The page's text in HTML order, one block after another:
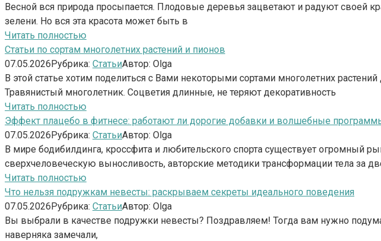
Весной вся природа просыпается. Плодовые деревья зацветают и радуют своей
зелени. Но вся эта красота может быть в
Читать полностью
Статьи по сортам многолетних растений и пионов
07.05.2026Рубрика: СтатьиАвтор: Olga
В этой статье хотим поделиться с Вами некоторыми сортами многолетних
Травянистый многолетник. Соцветия длинные, не теряют декоративность
Читать полностью
Эффект плацебо в фитнесе: работают ли дорогие добавки и волшебные
07.05.2026Рубрика: СтатьиАвтор: Olga
В мире бодибилдинга, кроссфита и любительского спорта существует
сверхчеловеческую выносливость, авторские методики трансформации тела за
Читать полностью
Что нельзя подружкам невесты: раскрываем секреты идеального поведения
07.05.2026Рубрика: СтатьиАвтор: Olga
Вы выбрали в качестве подружки невесты? Поздравляем! Тогда вам нужно
наверняка замечали,